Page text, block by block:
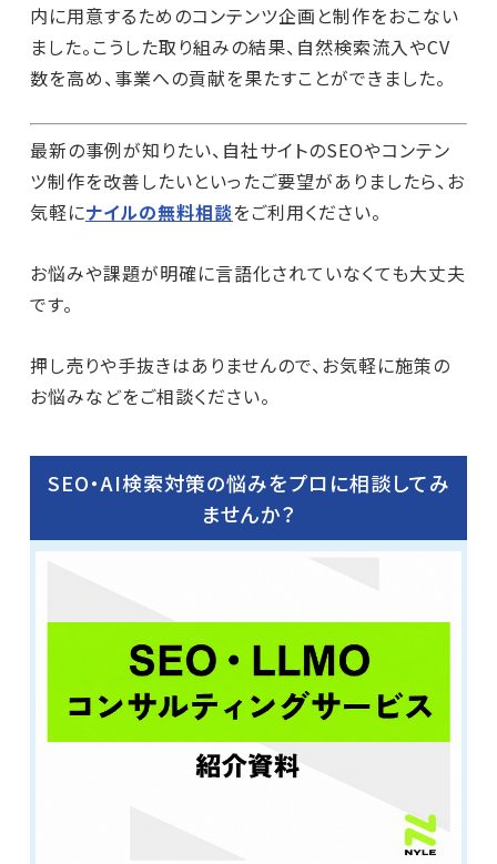
内に用意するためのコンテンツ企画と制作をおこない
ました。こうした取り組みの結果、自然検索流入やCV
数を高め、事業への貢献を果たすことができました。
最新の事例が知りたい、自社サイトのSEOやコンテン
ツ制作を改善したいといったご要望がありましたら、お
気軽にナイルの無料相談をご利用ください。
お悩みや課題が明確に言語化されていなくても大丈夫
です。
押し売りや手抜きはありませんので、お気軽に施策の
お悩みなどをご相談ください。
SEO・AI検索対策の悩みをプロに相談してみ
ませんか？